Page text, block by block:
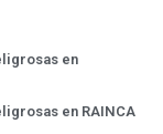
en
en RAINCA